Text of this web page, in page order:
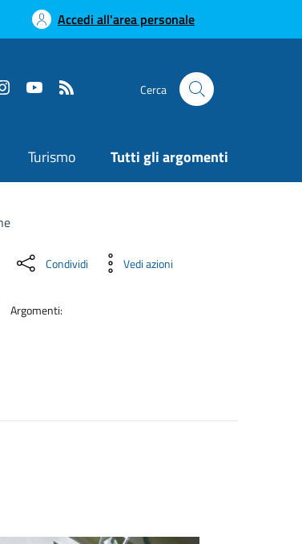
Accedi all'area personale
Cerca
Turismo Tutti gli argomenti
Condividi Vedi azioni
Argomenti: